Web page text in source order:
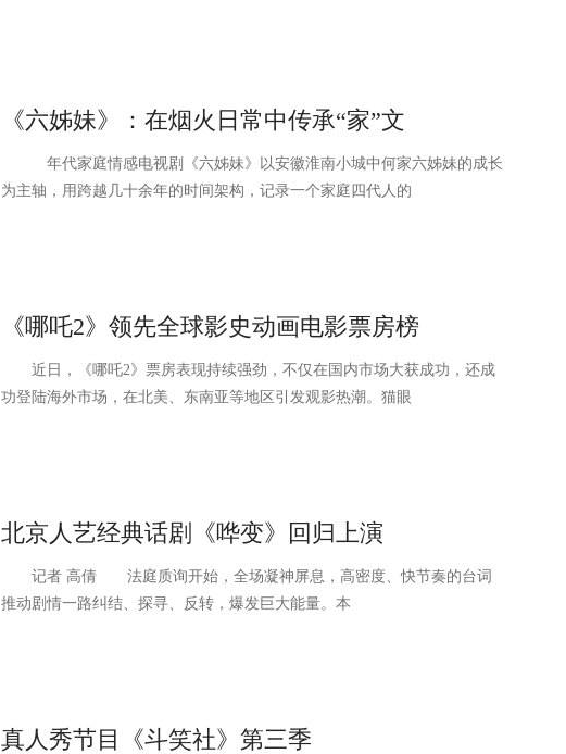
《六姊妹》：在烟火日常中传承“家”文
年代家庭情感电视剧《六姊妹》以安徽淮南小城中何家六姊妹的成长
为主轴，用跨越几十余年的时间架构，记录一个家庭四代人的
《哪吒2》领先全球影史动画电影票房榜
近日，《哪吒2》票房表现持续强劲，不仅在国内市场大获成功，还成
功登陆海外市场，在北美、东南亚等地区引发观影热潮。猫眼
北京人艺经典话剧《哗变》回归上演
记者 高倩 法庭质询开始，全场凝神屏息，高密度、快节奏的台词
推动剧情一路纠结、探寻、反转，爆发巨大能量。本
真人秀节目《斗笑社》第三季